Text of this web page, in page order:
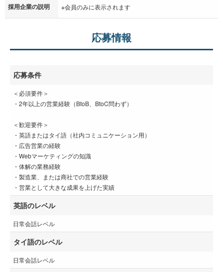
採用企業の説明 ※会員のみに表示されます
応募情報
応募条件
＜必須要件＞
・2年以上の営業経験（BtoB、BtoC問わず）
＜歓迎要件＞
・英語またはタイ語（社内コミュニケーション用）
・広告営業の経験
・Webマーケティングの知識
・体解の業務経験
・製造業、または商社での営業経験
・営業として大きな成果を上げた実績
英語のレベル
日常会話レベル
タイ語のレベル
日常会話レベル